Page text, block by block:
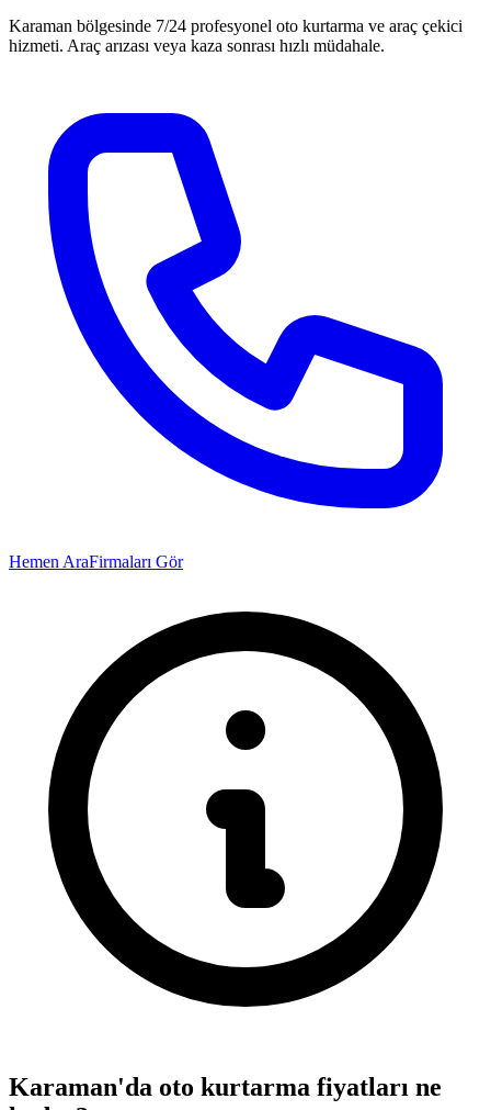
Karaman bölgesinde 7/24 profesyonel oto kurtarma ve araç çekici
hizmeti. Araç arızası veya kaza sonrası hızlı müdahale.
Hemen AraFirmaları Gör
Karaman'da oto kurtarma fiyatları ne